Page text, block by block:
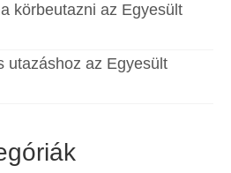
körbeutazni az Egyesült
utazáshoz az Egyesült